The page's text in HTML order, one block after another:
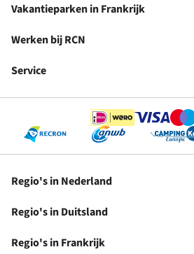
Vakantieparken in Frankrijk
Werken bij RCN
Service
Regio's in Nederland
Regio's in Duitsland
Regio's in Frankrijk